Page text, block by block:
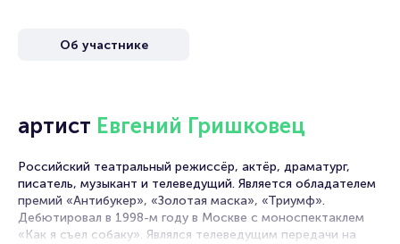
места завершая оформлением его в зрительном зале на
ваше имя занимает не более двух минут. Билеты на
зрителей. Спешите купить их, пока они есть в наличии.
Полезные ссылки
Об участнике
артист Евгений Гришковец
Российский театральный режиссёр, актёр, драматург,
писатель, музыкант и телеведущий. Является обладателем
премий «Антибукер», «Золотая маска», «Триумф».
Дебютировал в 1998-м году в Москве с моноспектаклем
«Как я съел собаку». Являлся телеведущим передачи на